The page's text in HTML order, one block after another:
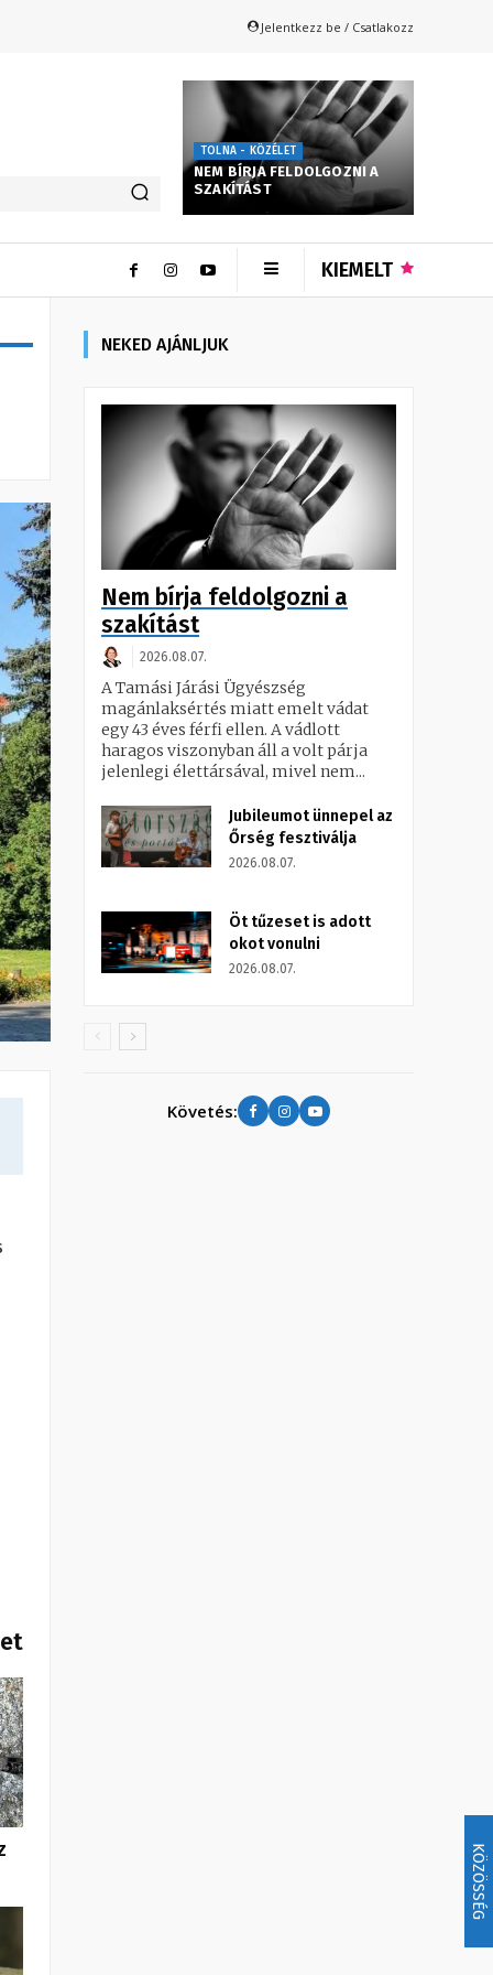
KÖZÖSSÉG
Jelentkezz be / Csatlakozz
TOLNA - KÖZÉLET
NEM BÍRJA FELDOLGOZNI A
SZAKÍTÁST
KIEMELT
NEKED AJÁNLJUK
Nem bírja feldolgozni a
szakítást
2026.08.07.
A Tamási Járási Ügyészség
magánlaksértés miatt emelt vádat
egy 43 éves férfi ellen. A vádlott
haragos viszonyban áll a volt párja
jelenlegi élettársával, mivel nem...
Jubileumot ünnepel az
Őrség fesztiválja
2026.08.07.
Öt tűzeset is adott
okot vonulni
2026.08.07.
Követés: